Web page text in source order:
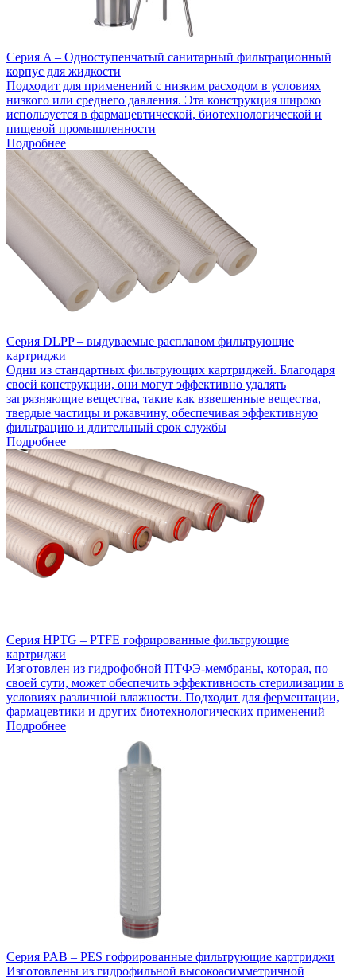
Серия A – Одноступенчатый санитарный фильтрационный
корпус для жидкости
Подходит для применений с низким расходом в условиях
низкого или среднего давления. Эта конструкция широко
используется в фармацевтической, биотехнологической и
пищевой промышленности
Подробнее
Серия DLPP – выдуваемые расплавом фильтрующие
картриджи
Одни из стандартных фильтрующих картриджей. Благодаря
своей конструкции, они могут эффективно удалять
загрязняющие вещества, такие как взвешенные вещества,
твердые частицы и ржавчину, обеспечивая эффективную
фильтрацию и длительный срок службы
Подробнее
Серия HPTG – PTFE гофрированные фильтрующие
картриджи
Изготовлен из гидрофобной ПТФЭ-мембраны, которая, по
своей сути, может обеспечить эффективность стерилизации в
условиях различной влажности. Подходит для ферментации,
фармацевтики и других биотехнологических применений
Подробнее
Серия PAB – PES гофрированные фильтрующие картриджи
Изготовлены из гидрофильной высокоасимметричной